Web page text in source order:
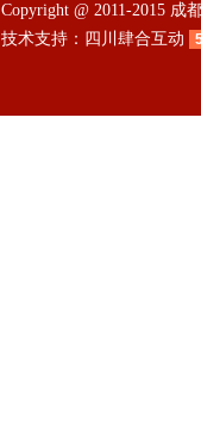
Copyright @ 2011-2015
技术支持： 四川肆合互动